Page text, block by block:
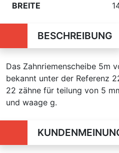
BREITE
BESCHREIBUNG
Das Zahnriemenscheibe 5m
bekannt unter der Referenz
22 zähne für teilung von 5
und waage g.